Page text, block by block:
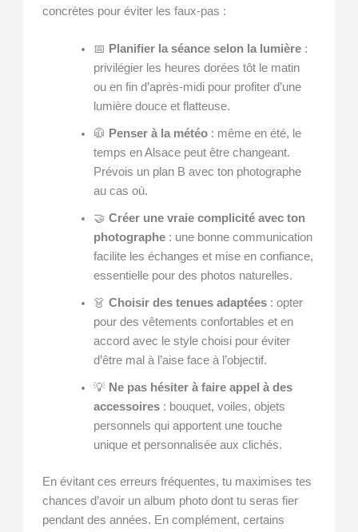
concrètes pour éviter les faux-pas :
📅 Planifier la séance selon la lumière:
privilégier les heures dorées tôt le matin
ou en fin d’après-midi pour profiter d’une
lumière douce et flatteuse.
🧥 Penser à la météo: même en été, le
temps en Alsace peut être changeant.
Prévois un plan B avec ton photographe
au cas où.
🤝 Créer une vraie complicité avec ton
photographe: une bonne communication
facilite les échanges et mise en confiance,
essentielle pour des photos naturelles.
👗 Choisir des tenues adaptées: opter
pour des vêtements confortables et en
accord avec le style choisi pour éviter
d’être mal à l’aise face à l’objectif.
💡 Ne pas hésiter à faire appel à des
accessoires: bouquet, voiles, objets
personnels qui apportent une touche
unique et personnalisée aux clichés.
En évitant ces erreurs fréquentes, tu maximises tes
chances d’avoir un album photo dont tu seras fier
pendant des années. En complément, certains